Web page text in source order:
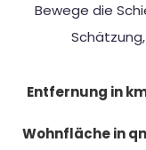
Bewege die
Entfernung in
Wohnfläche in